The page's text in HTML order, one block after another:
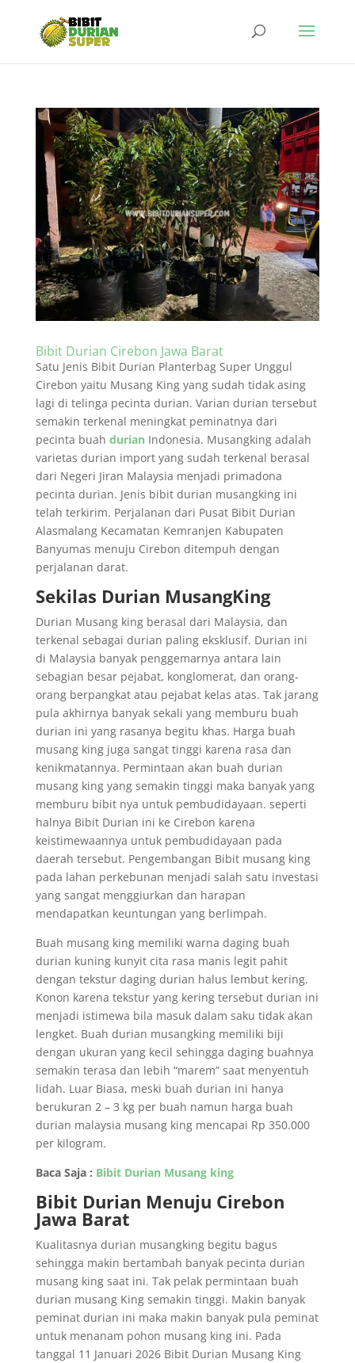
Bibit Durian Cirebon Jawa Barat
Satu Jenis Bibit Durian Planterbag Super Unggul
Cirebon yaitu Musang King yang sudah tidak asing
lagi di telinga pecinta durian. Varian durian tersebut
semakin terkenal meningkat peminatnya dari
pecinta buah durian Indonesia. Musangking adalah
varietas durian import yang sudah terkenal berasal
dari Negeri Jiran Malaysia menjadi primadona
pecinta durian. Jenis bibit durian musangking ini
telah terkirim. Perjalanan dari Pusat Bibit Durian
Alasmalang Kecamatan Kemranjen Kabupaten
Banyumas menuju Cirebon ditempuh dengan
perjalanan darat.
Sekilas Durian MusangKing
Durian Musang king berasal dari Malaysia, dan
terkenal sebagai durian paling eksklusif. Durian ini
di Malaysia banyak penggemarnya antara lain
sebagian besar pejabat, konglomerat, dan orang-
orang berpangkat atau pejabat kelas atas. Tak jarang
pula akhirnya banyak sekali yang memburu buah
durian ini yang rasanya begitu khas. Harga buah
musang king juga sangat tinggi karena rasa dan
kenikmatannya. Permintaan akan buah durian
musang king yang semakin tinggi maka banyak yang
memburu bibit nya untuk pembudidayaan. seperti
halnya Bibit Durian ini ke Cirebon karena
keistimewaannya untuk pembudidayaan pada
daerah tersebut. Pengembangan Bibit musang king
pada lahan perkebunan menjadi salah satu investasi
yang sangat menggiurkan dan harapan
mendapatkan keuntungan yang berlimpah.
Buah musang king memiliki warna daging buah
durian kuning kunyit cita rasa manis legit pahit
dengan tekstur daging durian halus lembut kering.
Konon karena tekstur yang kering tersebut durian ini
menjadi istimewa bila masuk dalam saku tidak akan
lengket. Buah durian musangking memiliki biji
dengan ukuran yang kecil sehingga daging buahnya
semakin terasa dan lebih “marem” saat menyentuh
lidah. Luar Biasa, meski buah durian ini hanya
berukuran 2 – 3 kg per buah namun harga buah
durian malaysia musang king mencapai Rp 350.000
per kilogram.
Baca Saja : Bibit Durian Musang king
Bibit Durian Menuju Cirebon
Jawa Barat
Kualitasnya durian musangking begitu bagus
sehingga makin bertambah banyak pecinta durian
musang king saat ini. Tak pelak permintaan buah
durian musang King semakin tinggi. Makin banyak
peminat durian ini maka makin banyak pula peminat
untuk menanam pohon musang king ini. Pada
tanggal 11 Januari 2026 Bibit Durian Musang King